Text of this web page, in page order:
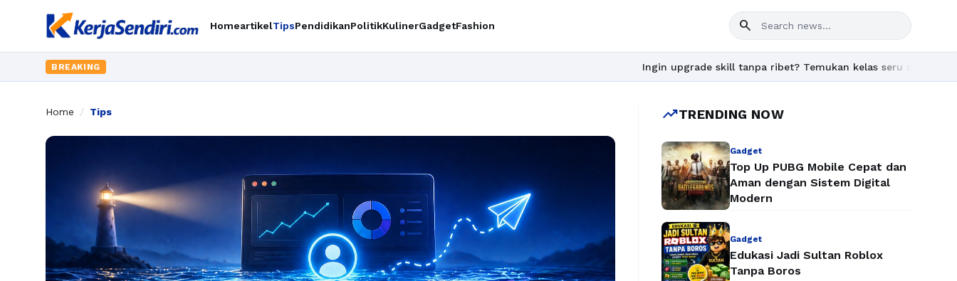
HomeartikelTipsPendidikanPolitikKulinerGadgetFashion search
BREAKING Ingin upgrade skill tanpa ribet? Temukan kelas seru dan materi lengkap hanya
Home / Tips trending_upTRENDING NOW
Gadget
Top Up PUBG Mobile Cepat dan
Aman dengan Sistem Digital
Modern
Gadget
Edukasi Jadi Sultan Roblox
Tanpa Boros